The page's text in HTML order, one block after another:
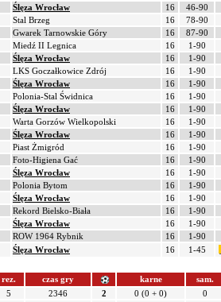
Ślęza Wrocław 16
46-90
Stal Brzeg 16
78-90
Gwarek Tarnowskie Góry 16
87-90
Miedź II Legnica 16
1-90
Ślęza Wrocław 16
1-90
LKS Goczałkowice Zdrój 16
1-90
Ślęza Wrocław 16
1-90
Polonia-Stal Świdnica 16
1-90
Ślęza Wrocław 16
1-90
Warta Gorzów Wielkopolski 16
1-90
Ślęza Wrocław 16
1-90
Piast Żmigród 16
1-90
Foto-Higiena Gać 16
1-90
Ślęza Wrocław 16
1-90
Polonia Bytom 16
1-90
Ślęza Wrocław 16 1-90
Rekord Bielsko-Biała 16
1-90
Ślęza Wrocław 16
1-90
ROW 1964 Rybnik 16
1-90
Ślęza Wrocław 16 1-45
rez. czas gry karne
sam.
5 2346 2 0 (0 + 0) 0